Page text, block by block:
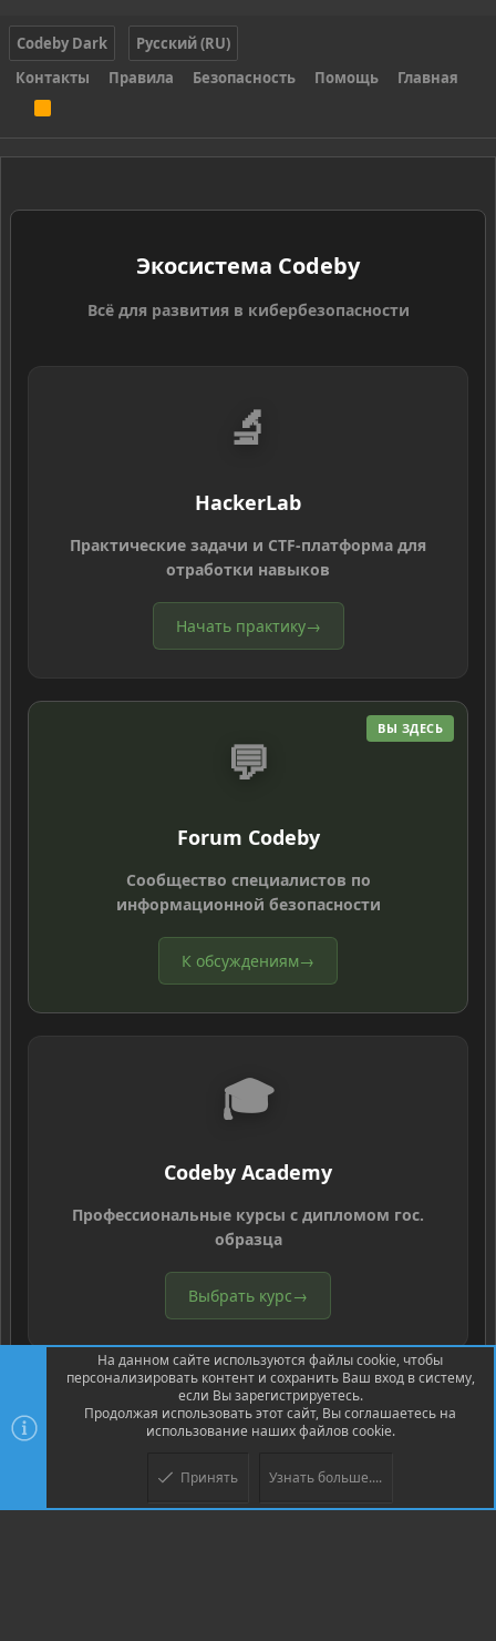
Codeby Dark
Русский (RU)
Контакты
Правила Безопасность Помощь Главная
S
Экосистема Codeby
Всё для развития в кибербезопасности
🔬
HackerLab
Практические задачи и CTF-платформа для
отработки навыков
Начать практику→
ВЫ ЗДЕСЬ
💬
Forum Codeby
Сообщество специалистов по
информационной безопасности
К обсуждениям→
🎓
Codeby Academy
Профессиональные курсы с дипломом гос.
образца
Выбрать курс→
Community platform by XenForo ® © 2010-2026 XenForo Ltd.
© Jason Axelrod of 8WAYRUN
На данном сайте используются файлы cookie, чтобы
персонализировать контент и сохранить Ваш вход в систему,
если Вы зарегистрируетесь.
Продолжая использовать этот сайт, Вы соглашаетесь на
использование наших файлов cookie.
Принять Узнать больше....